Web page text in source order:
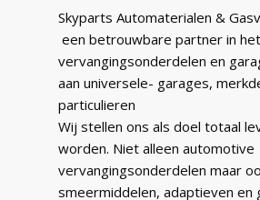
Skyparts Automaterialen &
een betrouwbare partner in
vervangingsonderdelen en
aan universele- garages,
particulieren
Wij stellen ons als doel totaal
worden. Niet alleen automotive
vervangingsonderdelen maar
smeermiddelen, adaptieven en